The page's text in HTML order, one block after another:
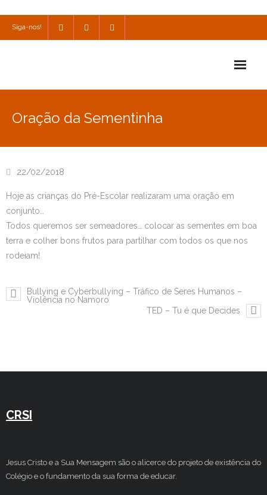
Siga-nos!
Escola
Consulta
Utilidades
Estudar no CRSI
Oração da Sementinha
22/02/2018
Hoje as crianças do Pré-Escolar realizaram uma oração em
conjunto…
Todos queremos ser semeadores… colocar as sementes em boa
terra e colher bons frutos para partilhar com todos os que nos
rodeiam!
Bullying e Cyberbullying – Tráfico de Seres Humanos –
Violência no Namoro
TED – Tu é que Decides
CRSI
Jesus Cristo e a Sua Mensagem são o alicerce do projeto de existência do
Colégio e o fundamento da sua forma de educar.